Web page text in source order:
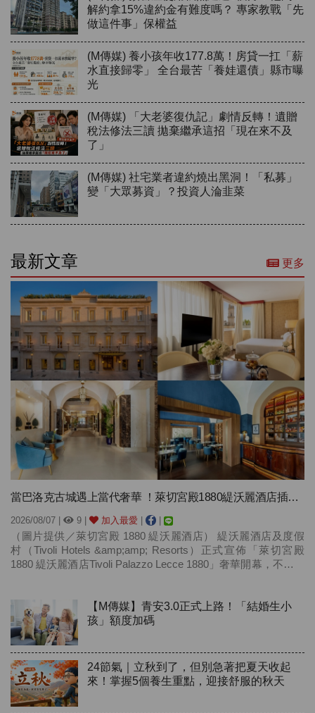
解約拿15%違約金有難度嗎？ 專家教戰「先
做這件事」保權益
(M傳媒) 養小孩年收177.8萬！房貸一扛「薪
水直接歸零」 全台最苦「養娃還債」縣市曝
光
(M傳媒) 「大老婆復仇記」劇情反轉！遺贈
稅法修法三讀 拋棄繼承這招「現在來不及
了」
(M傳媒) 社宅業者違約燒出黑洞！「私募」
變「大眾募資」？投資人淪韭菜
最新文章 更多
當巴洛克古城遇上當代奢華 ！萊切宮殿1880緹沃麗酒店插旗南義
2026/08/07 | 9 | 加入最愛
（圖片提供／萊切宮殿 1880 緹沃麗酒店） 緹沃麗酒店及度假
村（Tivoli Hotels &amp;amp; Resorts）正式宣佈「萊切宮殿
1880 緹沃麗酒店Tivoli Palazzo Lecce 1880」奢華開幕，不僅代
【M傳媒】青安3.0正式上路！「結婚生小
孩」額度加碼
24節氣｜立秋到了，但別急著把夏天收起
來！掌握5個養生重點，迎接舒服的秋天